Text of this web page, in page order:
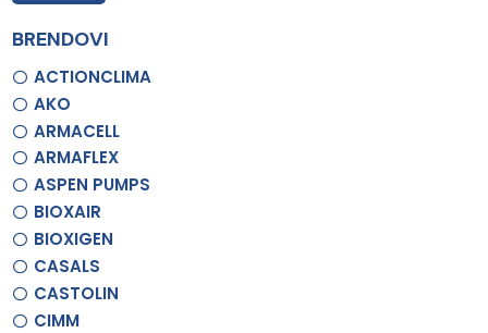
BRENDOVI
ACTIONCLIMA
AKO
ARMACELL
ARMAFLEX
ASPEN PUMPS
BIOXAIR
BIOXIGEN
CASALS
CASTOLIN
CIMM